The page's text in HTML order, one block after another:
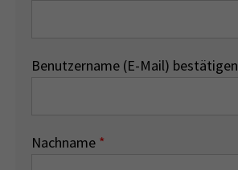
Benutzername (E-Mail) bestätigen
Nachname *